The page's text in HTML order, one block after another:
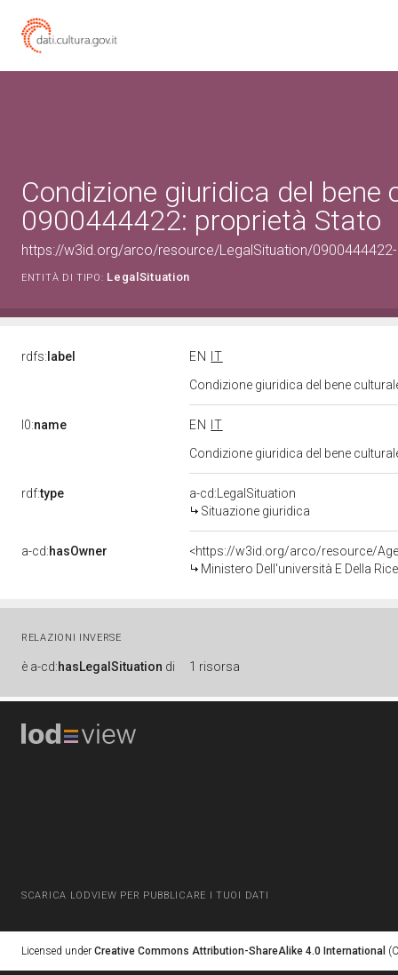
Condizione giuridica del bene
0900444422: proprietà Stato
https://w3id.org/arco/resource/LegalSituation/
ENTITÀ DI TIPO: LegalSituation
rdfs: label EN
IT
Condizione giuridica del bene
l0:name EN
IT
Condizione giuridica del bene
rdf:type
a-cd:LegalSituation
Situazione giuridica
a-cd:hasOwner
<https://w3id.org/arco/resource/
Ministero Dell'università E Della
RELAZIONI INVERSE
è a-cd:hasLegalSituation di 1 risorsa
SCARICA LODVIEW PER PUBBLICARE I TUOI DATI
Licensed under Creative Commons Attribution-ShareAlike 4.0 International